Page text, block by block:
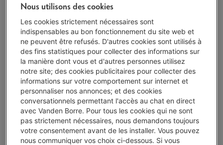
Disponible-Voir le stock
€ 11,95
Moins de 5 en stock, commandez vite !
Nous utilisons des cookies
Les cookies strictement nécessaires sont
indispensables au bon fonctionnement du site web et
ne peuvent être refusés. D'autres cookies sont utilisés à
des fins statistiques pour collecter des informations sur
la manière dont vous et d'autres personnes utilisez
notre site; des cookies publicitaires pour collecter des
informations sur votre comportement sur internet et
personnaliser nos annonces; et des cookies
conversationnels permettant l'accès au chat en direct
avec Vanden Borre. Pour tous les cookies qui ne sont
pas strictement nécessaires, nous demandons toujours
votre consentement avant de les installer. Vous pouvez
nous communiquer vos choix ci-dessous. Si vous